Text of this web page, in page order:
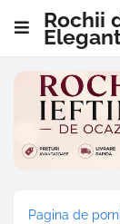
Rochii
Pagina de